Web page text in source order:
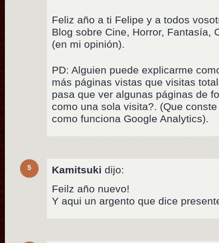
Feliz año a ti Felipe y a todos
Blog sobre Cine, Horror, Fantasía,
(en mi opinión).
PD: Alguien puede explicarme
más páginas vistas que visitas
pasa que ver algunas páginas de
como una sola visita?. (Que
como funciona Google Analytics).
5 Kamitsuki dijo:
Feilz año nuevo!
Y aqui un argento que dice